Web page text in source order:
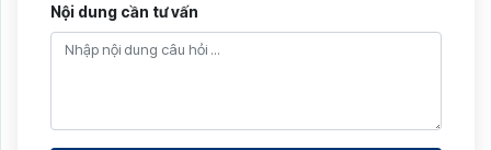
Nội dung cần tư vấn